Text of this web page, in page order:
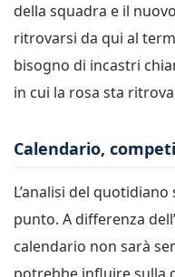
della squadra e il
ritrovarsi da qui al
bisogno di incastri
in cui la rosa sta
Calendario,
L’analisi del
punto. A differenza
calendario non sarà